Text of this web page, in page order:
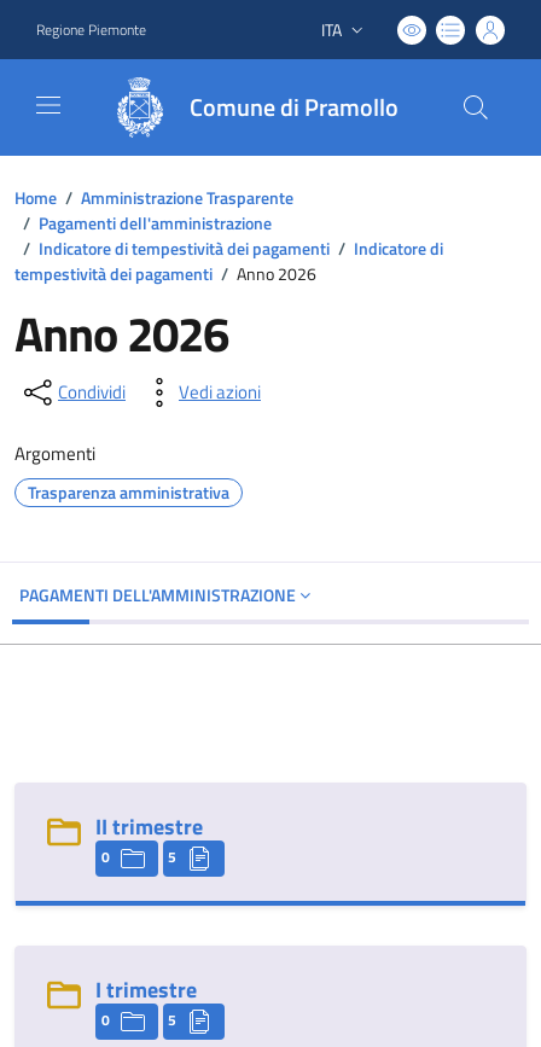
Regione Piemonte Lingua attiva:
ITA
Comune di Pramollo
Home / Amministrazione Trasparente
/ Pagamenti dell'amministrazione
/ Indicatore di tempestività dei pagamenti / Indicatore di
tempestività dei pagamenti / Anno 2026
Anno 2026
Condividi Vedi azioni
Argomenti
Trasparenza amministrativa
PAGAMENTI DELL'AMMINISTRAZIONE
II trimestre
0 5
I trimestre
0 5